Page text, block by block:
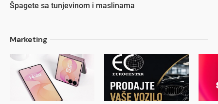
Špagete sa tunjevinom i maslinama
Marketing